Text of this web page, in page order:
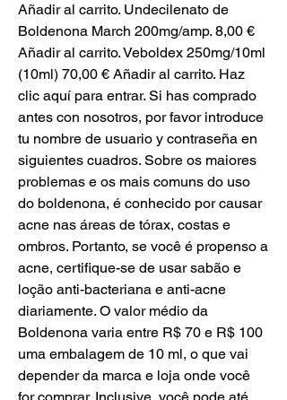
Añadir al carrito. Undecilenato de
Boldenona March 200mg/amp. 8,00 €
Añadir al carrito. Veboldex 250mg/10ml
(10ml) 70,00 € Añadir al carrito. Haz
clic aquí para entrar. Si has comprado
antes con nosotros, por favor introduce
tu nombre de usuario y contraseña en
siguientes cuadros. Sobre os maiores
problemas e os mais comuns do uso
do boldenona, é conhecido por causar
acne nas áreas de tórax, costas e
ombros. Portanto, se você é propenso a
acne, certifique-se de usar sabão e
loção anti-bacteriana e anti-acne
diariamente. O valor médio da
Boldenona varia entre R$ 70 e R$ 100
uma embalagem de 10 ml, o que vai
depender da marca e loja onde você